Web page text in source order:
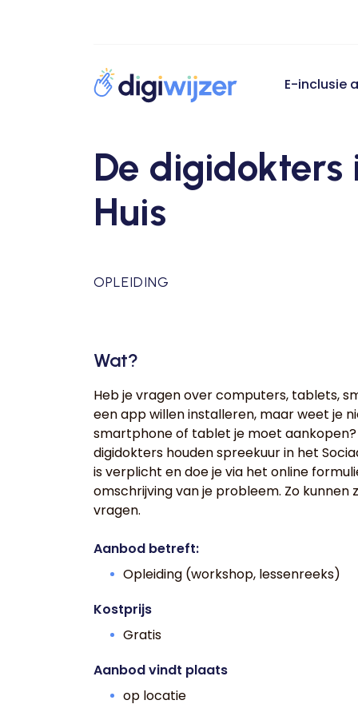
E-inclusie
De digidokters
Huis
OPLEIDING
Wat?
Heb je vragen over computers, tablets,
een app willen installeren, maar weet je
smartphone of tablet je moet
digidokters houden spreekuur in het
is verplicht en doe je via het online
omschrijving van je probleem. Zo kunnen
vragen.
Aanbod betreft:
Opleiding (workshop, lessenreeks)
Kostprijs
Gratis
Aanbod vindt plaats
op locatie